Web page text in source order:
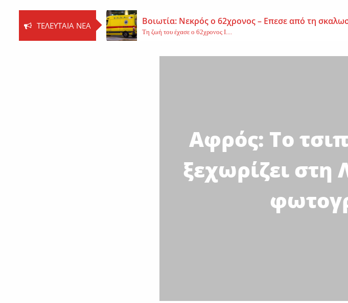
ΤΕΛΕΥΤΑΊΑ ΝΈΑ Βοιωτία: Νεκρός ο 62χρονος – Επεσε από τη
Τη ζωή του έχασε ο 62χρονος Ι....
Εφυγε από τη ζωή η μοναχή Ευπραξία
Αφρός: Το
ξεχωρίζει στη